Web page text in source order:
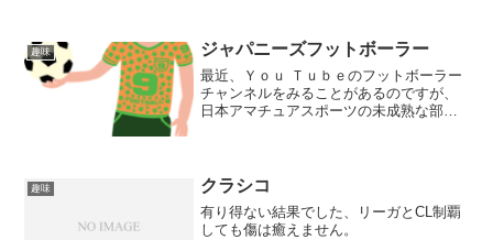
趣味 ジャパニーズフットボーラー
最近、Ｙｏｕ Ｔｕｂｅのフットボーラー
チャンネルをみることがあるのですが、
日本アマチュアスポーツの未成熟な部分
す。
趣味 クラシコ
有り得ない結果でした、リーガとCL制覇
しても傷は癒えません。